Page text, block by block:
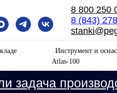
8 800 250
8 (843)
Инструмент и
Atlas-100
производства?
станок SHTRAL с гарантией 18